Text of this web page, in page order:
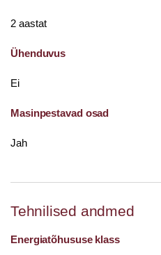
2 aastat
Ühenduvus
Ei
Masinpestavad osad
Jah
Tehnilised andmed
Energiatõhususe klass